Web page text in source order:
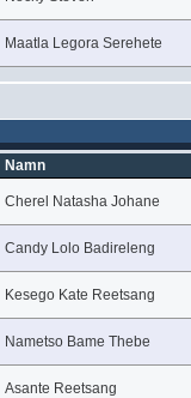
Maatla Legora Serehete
Namn
Cherel Natasha Johane
Candy Lolo Badireleng
Kesego Kate Reetsang
Nametso Bame Thebe
Asante Reetsang